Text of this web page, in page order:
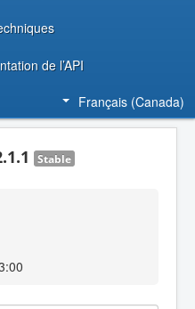
de l’API
Français (Canada)
Stable